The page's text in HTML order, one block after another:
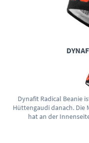
Dynafit Radical Beanie
Hüttengaudi danach. Die
hat an der